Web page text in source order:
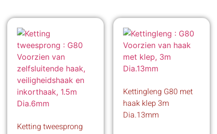
Ketting tweesprong
Kettingleng G80 met
haak klep 3m
Dia.13mm